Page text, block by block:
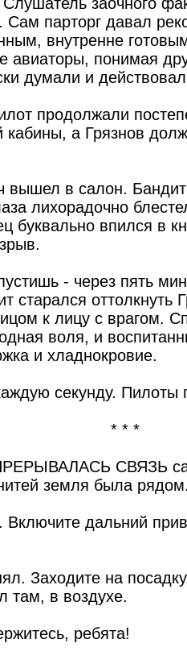
Сам парторг давал
внутренне
авиаторы, понимая
думали и
продолжали
кабины, а Грязнов
вышел в салон.
лихорадочно
буквально впился в
- через пять
старался оттолкнуть
к лицу с врагом.
воля, и
и хладнокровие.
секунду.
* * *
СВЯЗЬ
земля была
Включите дальний
Заходите на
там, в воздухе.
ребята!